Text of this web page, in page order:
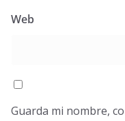
Web
Guarda mi nombre,